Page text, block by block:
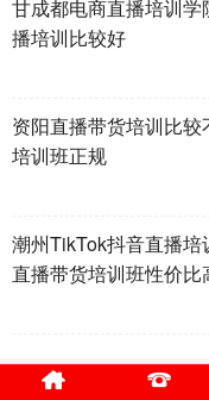
甘成都电商直播培训
播培训比较好
资阳直播带货培训比
培训班正规
潮州TikTok抖音直播
直播带货培训班性价比